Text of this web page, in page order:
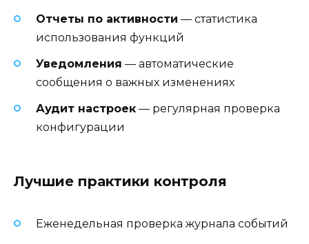
Отчеты по активности — статистика
использования функций
Уведомления — автоматические
сообщения о важных изменениях
Аудит настроек — регулярная проверка
конфигурации
Лучшие практики контроля
Еженедельная проверка журнала событий